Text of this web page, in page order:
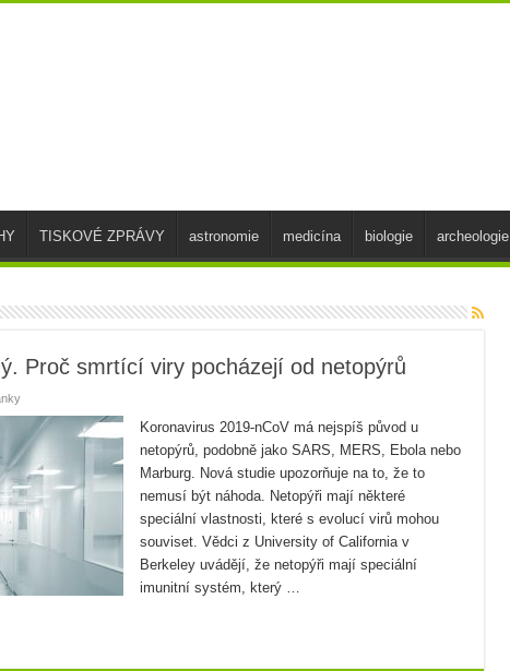
TISKOVÉ ZPRÁVY astronomie medicína biologie archeologie
Proč smrtící viry pocházejí od netopýrů
Koronavirus 2019-nCoV má nejspíš původ u
netopýrů, podobně jako SARS, MERS, Ebola nebo
Marburg. Nová studie upozorňuje na to, že to
nemusí být náhoda. Netopýři mají některé
speciální vlastnosti, které s evolucí virů mohou
souviset. Vědci z University of California v
Berkeley uvádějí, že netopýři mají speciální
imunitní systém, který …